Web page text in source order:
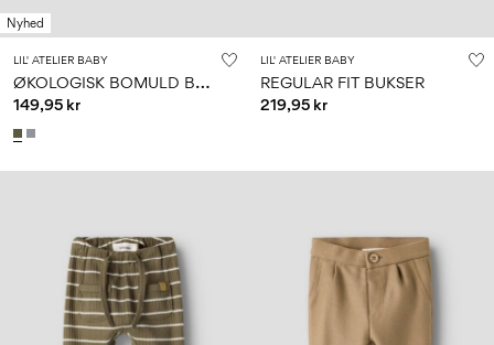
Nyhed
LIL' ATELIER BABY
Ø
KOLOGISK BOMULD BUKSER
149,95 kr
LIL' ATELIER BABY
REGULAR FIT BUKSER
219,95 kr